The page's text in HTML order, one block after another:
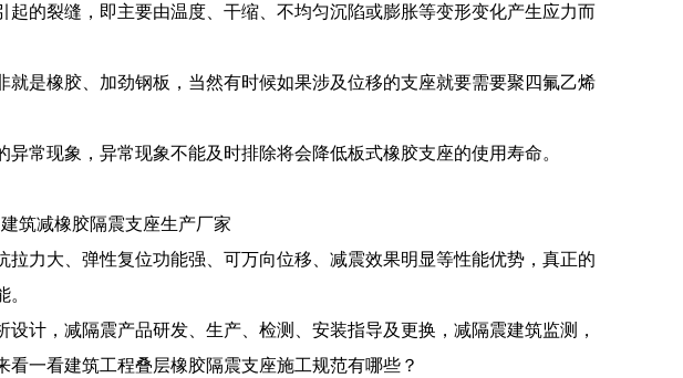
的裂缝，即主要由温度、干缩、不均匀沉陷或膨胀等变形变化产生应力而
是橡胶、加劲钢板，当然有时候如果涉及位移的支座就要需要聚四氟乙烯
常现象，异常现象不能及时排除将会降低板式橡胶支座的使用寿命。
建筑减橡胶隔震支座生产厂家
力大、弹性复位功能强、可万向位移、减震效果明显等性能优势，真正的
计，减隔震产品研发、生产、检测、安装指导及更换，减隔震建筑监测，
一看建筑工程叠层橡胶隔震支座施工规范有哪些？